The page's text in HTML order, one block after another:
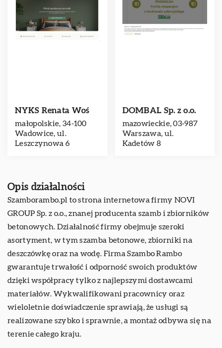
NYKS Renata Woś
małopolskie, 34-100
Wadowice, ul.
Leszczynowa 6
DOMBAL Sp. z o.o.
mazowieckie, 03-987
Warszawa, ul.
Kadetów 8
Opis działalności
Szamborambo.pl to strona internetowa firmy NOVI
GROUP Sp. z o.o., znanej producenta szamb i zbiorników
betonowych. Działalność firmy obejmuje szeroki
asortyment, w tym szamba betonowe, zbiorniki na
deszczówkę oraz na wodę. Firma Szambo Rambo
gwarantuje trwałość i odporność swoich produktów
dzięki współpracy tylko z najlepszymi dostawcami
materiałów. Wykwalifikowani pracownicy oraz
wieloletnie doświadczenie sprawiają, że usługi są
realizowane szybko i sprawnie, a montaż odbywa się na
terenie całego kraju.